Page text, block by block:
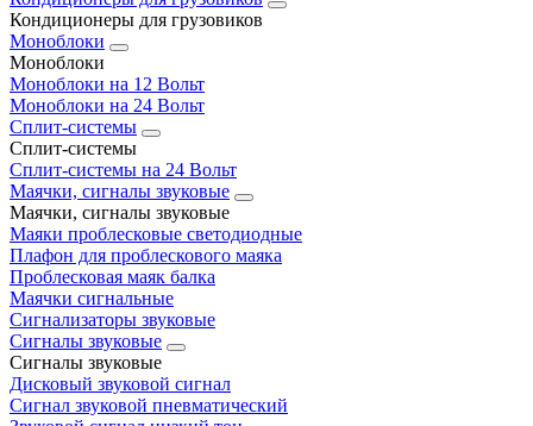
Кондиционеры для грузовиков
Моноблоки
Моноблоки
Моноблоки на 12 Вольт
Моноблоки на 24 Вольт
Сплит-системы
Сплит-системы
Сплит‑системы на 24 Вольт
Маячки, сигналы звуковые
Маячки, сигналы звуковые
Маяки проблесковые светодиодные
Плафон для проблескового маяка
Проблесковая маяк балка
Маячки сигнальные
Сигнализаторы звуковые
Сигналы звуковые
Сигналы звуковые
Дисковый звуковой сигнал
Сигнал звуковой пневматический